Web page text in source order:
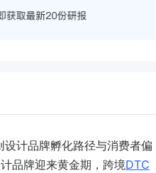
设计品牌孵化路径与消费者偏
品牌迎来黄金期，跨境DTC